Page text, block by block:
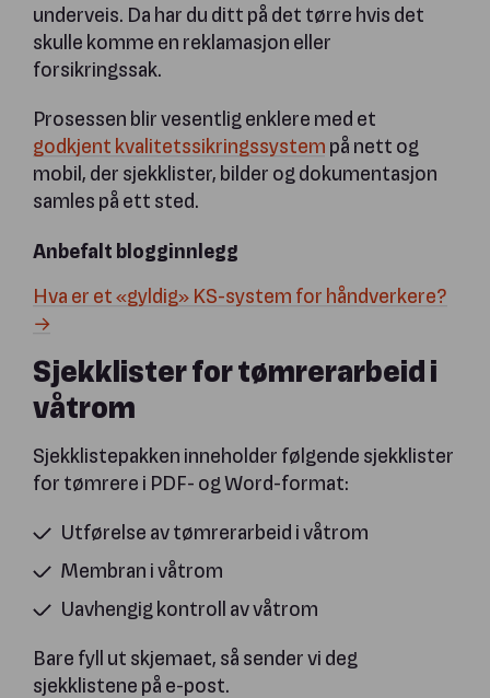
underveis. Da har du ditt på det tørre hvis det
skulle komme en reklamasjon eller
forsikringssak.
Prosessen blir vesentlig enklere med et
godkjent kvalitetssikringssystem på nett og
mobil, der sjekklister, bilder og dokumentasjon
samles på ett sted.
Anbefalt blogginnlegg
Hva er et «gyldig» KS-system for håndverkere?
→
Sjekklister for tømrerarbeid i
våtrom
Sjekklistepakken inneholder følgende sjekklister
for tømrere i PDF- og Word-format:
Utførelse av tømrerarbeid i våtrom
Membran i våtrom
Uavhengig kontroll av våtrom
Bare fyll ut skjemaet, så sender vi deg
sjekklistene på e-post.